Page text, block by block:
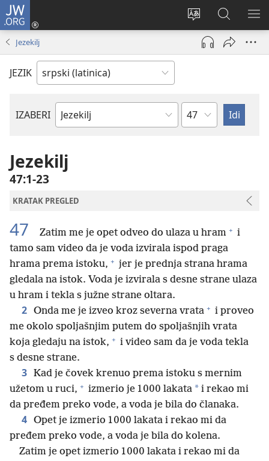
JW.ORG
Promeni
jezik
sajta
Prijava
(otvara
prozor)
Pretraga
sajta
JW.ORG
Jezekilj
JEZIK
IZABERI
Biblijska
Poglavlje
Jezekilj
47:1-23
KRATAK PREGLED
47 Zatim me je opet odveo do ulaza u hram + i
tamo sam video da je voda izvirala ispod praga
hrama prema istoku, + jer je prednja strana hrama
gledala na istok. Voda je izvirala s desne strane ulaza
u hram i tekla s južne strane oltara.
2 Onda me je izveo kroz severna vrata + i proveo
me okolo spoljašnjim putem do spoljašnjih vrata
koja gledaju na istok, + i video sam da je voda tekla
s desne strane.
3 Kad je čovek krenuo prema istoku s mernim
užetom u ruci, + izmerio je 1 000 lakata * i rekao mi
da pređem preko vode, a voda je bila do članaka.
4 Opet je izmerio 1 000 lakata i rekao mi da
pređem preko vode, a voda je bila do kolena.
Zatim je opet izmerio 1 000 lakata i rekao mi da